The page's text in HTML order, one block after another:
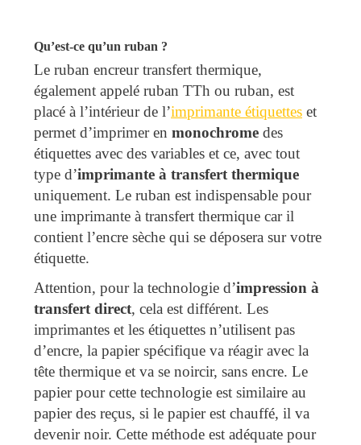
Qu’est-ce qu’un ruban ?
Le ruban encreur transfert thermique,
également appelé ruban TTh ou ruban, est
placé à l’intérieur de l’imprimante étiquettes et
permet d’imprimer en monochrome des
étiquettes avec des variables et ce, avec tout
type d’imprimante à transfert thermique
uniquement. Le ruban est indispensable pour
une imprimante à transfert thermique car il
contient l’encre sèche qui se déposera sur votre
étiquette.
Attention, pour la technologie d’impression à
transfert direct, cela est différent. Les
imprimantes et les étiquettes n’utilisent pas
d’encre, la papier spécifique va réagir avec la
tête thermique et va se noircir, sans encre. Le
papier pour cette technologie est similaire au
papier des reçus, si le papier est chauffé, il va
devenir noir. Cette méthode est adéquate pour